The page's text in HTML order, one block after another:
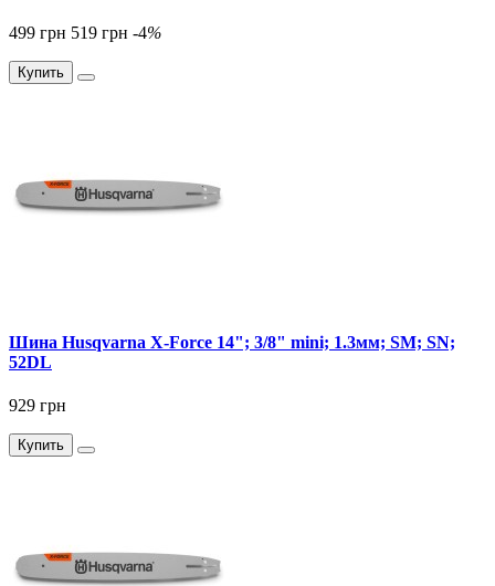
499 грн 519 грн -4%
Купить
Шина Husqvarna X-Force 14"; 3/8" mini; 1.3мм; SM; SN;
52DL
929 грн
Купить